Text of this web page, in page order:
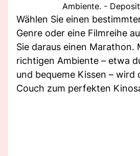
Ambiente. -
Wählen Sie einen
Genre oder eine Filmreihe
Sie daraus einen Marathon.
richtigen Ambiente – etwa
und bequeme Kissen – wird
Couch zum perfekten